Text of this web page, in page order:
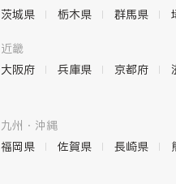
茨城県
栃木県 群馬県
近畿
大阪府
兵庫県 京都府
九州・沖縄
福岡県
佐賀県 長崎県